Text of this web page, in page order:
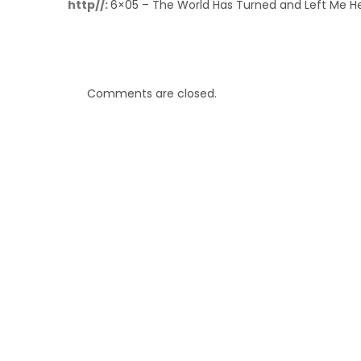
http//:6×05 – The World Has Turned and Left Me
Comments are closed.